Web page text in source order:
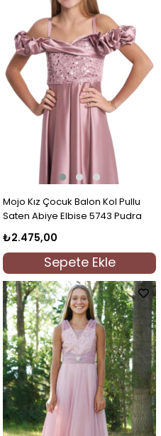
Mojo Kız Çocuk Balon Kol Pullu
Saten Abiye Elbise 5743 Pudra
₺2.475,00
Sepete Ekle